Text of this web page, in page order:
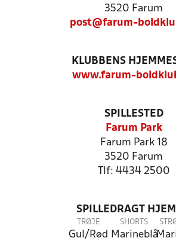
3520 Farum
post@farum-
KLUBBENS
www.farum-
SPILLESTED
Farum Park
Farum Park 18
3520 Farum
Tlf: 4434 2500
SPILLEDRAGT
TRØJE
Gul/Rød
SHORTS
Marineblå